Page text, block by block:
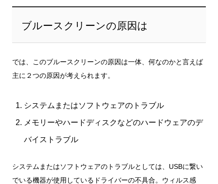
ブルースクリーンの原因は
では、このブルースクリーンの原因は一体、何なのかと言えば
主に２つの原因が考えられます。
システムまたはソフトウェアのトラブル
メモリーやハードディスクなどのハードウェアのデ
バイストラブル
システムまたはソフトウェアのトラブルとしては、USBに繋い
でいる機器が使用しているドライバーの不具合。ウィルス感